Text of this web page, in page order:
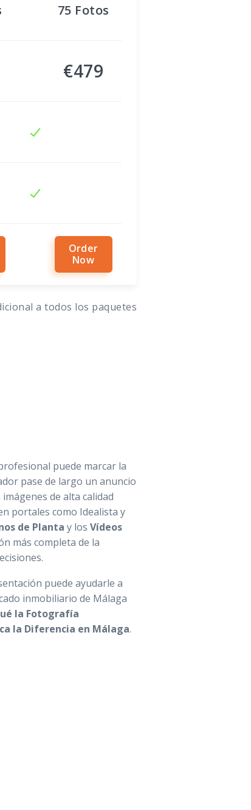
75 Fotos
€479
Order
Now
a todos los paquetes
puede marcar la
pase de largo un anuncio
de alta calidad
portales como Idealista y
de Planta y losVídeos
más completa de la
puede ayudarle a
inmobiliario de Málaga
la Fotografía
la Diferencia en Málaga.